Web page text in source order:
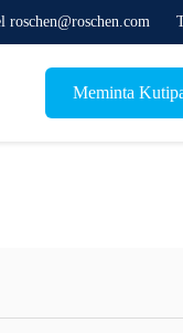
roschen@roschen.com
Meminta